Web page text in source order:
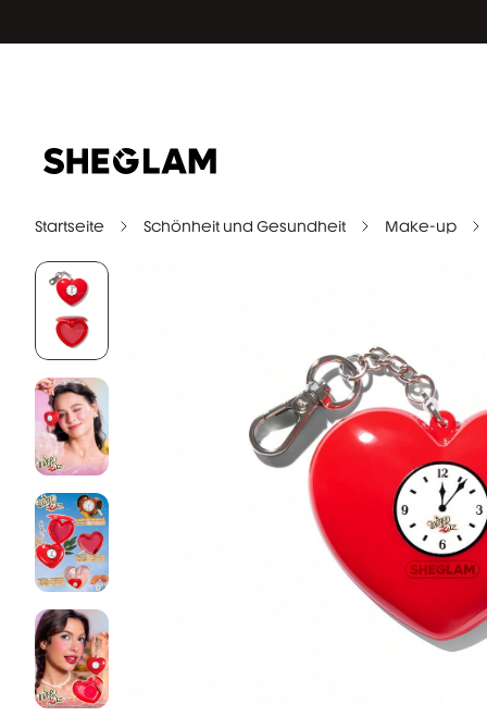
Startseite Schönheit und Gesundheit Make-up